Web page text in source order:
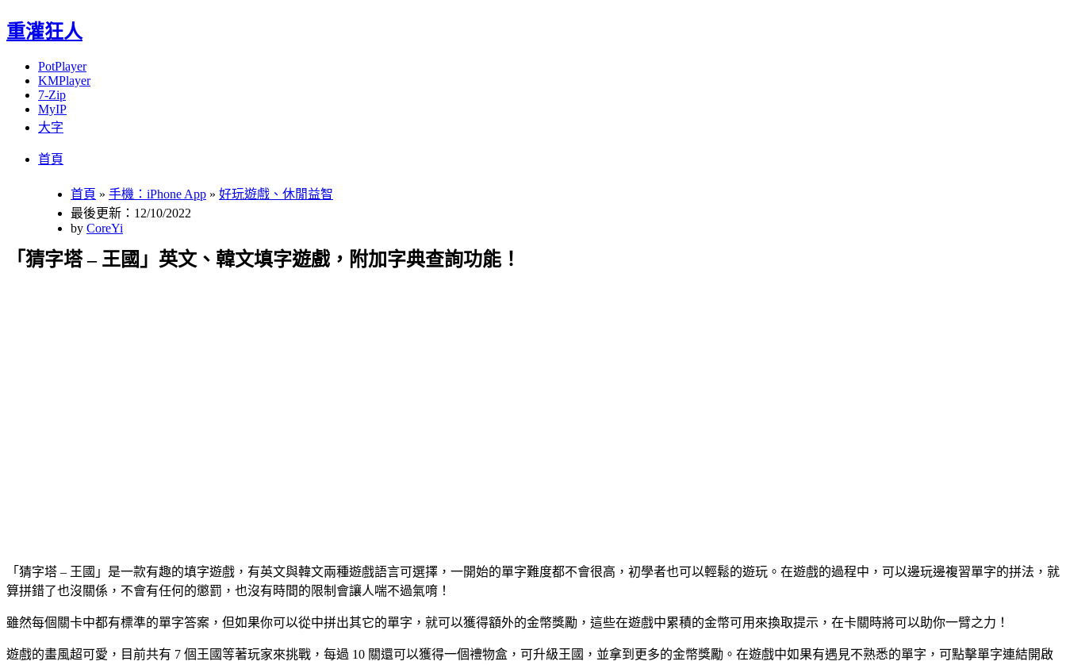
重灌狂人
PotPlayer
KMPlayer
7-Zip
MyIP
大字
首頁
首頁 » 手機：iPhone App » 好玩遊戲、休閒益智
最後更新：12/10/2022
by CoreYi
「猜字塔 – 王國」英文、韓文填字遊戲，附加字典查詢功能！
「猜字塔 – 王國」是一款有趣的填字遊戲，有英文與韓文兩種遊戲語言可選擇，一開始的單字難度都不會很高，初學者也可以輕鬆的遊玩。在遊戲的過程中，可以邊玩邊複習單字的拼法，就
算拼錯了也沒關係，不會有任何的懲罰，也沒有時間的限制會讓人喘不過氣唷！
雖然每個關卡中都有標準的單字答案，但如果你可以從中拼出其它的單字，就可以獲得額外的金幣獎勵，這些在遊戲中累積的金幣可用來換取提示，在卡關時將可以助你一臂之力！
遊戲的畫風超可愛，目前共有 7 個王國等著玩家來挑戰，每過 10 關還可以獲得一個禮物盒，可升級王國，並拿到更多的金幣獎勵。在遊戲中如果有遇見不熟悉的單字，可點擊單字連結開啟